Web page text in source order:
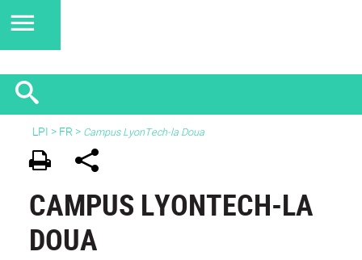
LPI > FR > Campus LyonTech-la Doua
CAMPUS LYONTECH-LA
DOUA